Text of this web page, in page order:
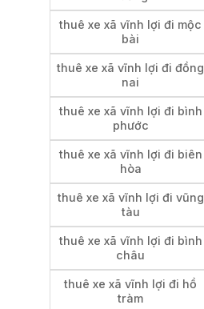
thuê xe xã vĩnh lợi đi mộc
bài
thuê xe xã vĩnh lợi đi đồng
nai
thuê xe xã vĩnh lợi đi bình
phước
thuê xe xã vĩnh lợi đi biên
hòa
thuê xe xã vĩnh lợi đi vũng
tàu
thuê xe xã vĩnh lợi đi bình
châu
thuê xe xã vĩnh lợi đi hồ
tràm